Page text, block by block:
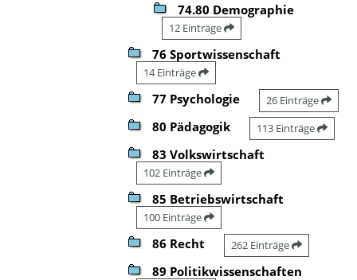
74.80 Demographie
12 Einträge
76 Sportwissenschaft
14 Einträge
77 Psychologie 26 Einträge
80 Pädagogik 113 Einträge
83 Volkswirtschaft
102 Einträge
85 Betriebswirtschaft
100 Einträge
86 Recht 262 Einträge
89 Politikwissenschaften